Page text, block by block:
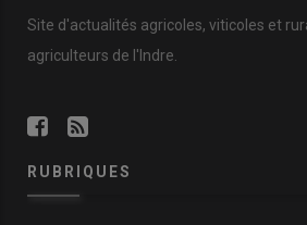
Site d'actualités agricoles, viticoles et
agriculteurs de l'Indre.
RUBRIQUES